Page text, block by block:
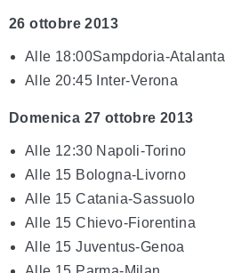
26 ottobre 2013
Alle 18:00Sampdoria-Atalanta
Alle 20:45 Inter-Verona
Domenica 27 ottobre 2013
Alle 12:30 Napoli-Torino
Alle 15 Bologna-Livorno
Alle 15 Catania-Sassuolo
Alle 15 Chievo-Fiorentina
Alle 15 Juventus-Genoa